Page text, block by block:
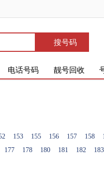
搜号码
电话号码 靓号回收
153 155 156 157 158
177 178 180 181 182 183